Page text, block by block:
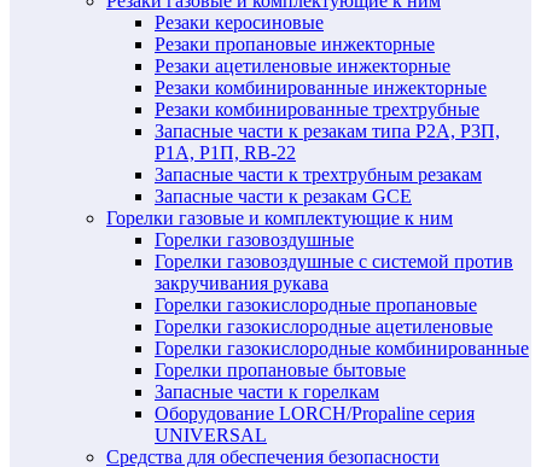
Резаки керосиновые
Резаки пропановые инжекторные
Резаки ацетиленовые инжекторные
Резаки комбинированные инжекторные
Резаки комбинированные трехтрубные
Запасные части к резакам типа Р2А, Р3П,
Р1А, Р1П, RB-22
Запасные части к трехтрубным резакам
Запасные части к резакам GCE
Горелки газовые и комплектующие к ним
Горелки газовоздушные
Горелки газовоздушные с системой против
закручивания рукава
Горелки газокислородные пропановые
Горелки газокислородные ацетиленовые
Горелки газокислородные комбинированные
Горелки пропановые бытовые
Запасные части к горелкам
Оборудование LORCH/Propaline серия
UNIVERSAL
Средства для обеспечения безопасности